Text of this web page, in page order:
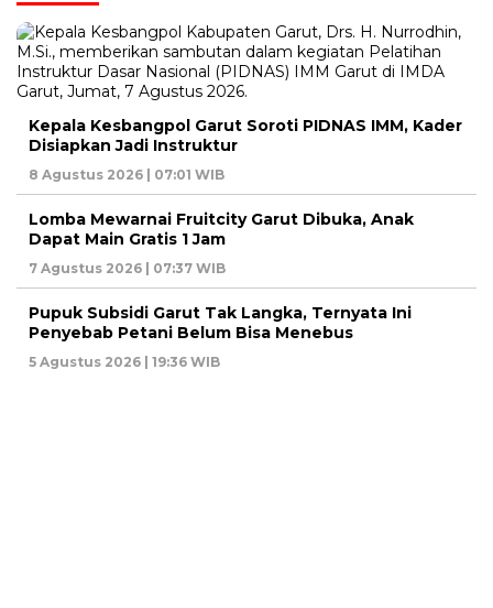
Kepala Kesbangpol Garut Soroti PIDNAS IMM, Kader
Disiapkan Jadi Instruktur
8 Agustus 2026 | 07:01 WIB
Lomba Mewarnai Fruitcity Garut Dibuka, Anak
Dapat Main Gratis 1 Jam
7 Agustus 2026 | 07:37 WIB
Pupuk Subsidi Garut Tak Langka, Ternyata Ini
Penyebab Petani Belum Bisa Menebus
5 Agustus 2026 | 19:36 WIB